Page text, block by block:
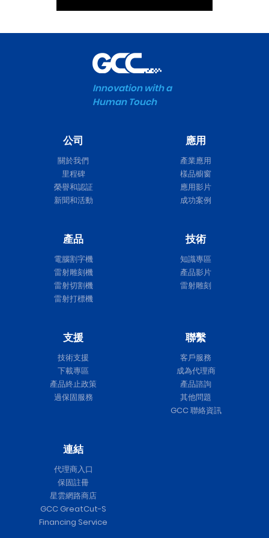
Innovation with a
Human Touch
公司
關於我們
里程碑
榮譽和認証
新聞和活動
應用
產業應用
樣品櫥窗
應用影片
成功案例
產品
電腦割字機
雷射雕刻機
雷射切割機
雷射打標機
技術
知識專區
產品影片
雷射雕刻
支援
技術支援
下載專區
產品終止政策
過保固服務
聯繫
客戶服務
成為代理商
產品諮詢
其他問題
GCC 聯絡資訊
連結
代理商入口
保固註冊
星雲網路商店
GCC GreatCut-S
Financing Service